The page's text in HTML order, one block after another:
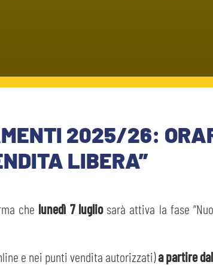
2025/26:
LIBERA”
che lunedì 7 lugliosarà attiva la fase
e nei punti vendita autorizzati)a partire